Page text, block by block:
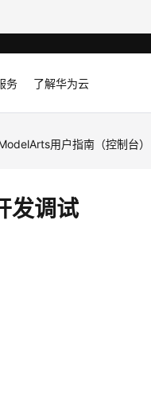
务 了解华为云
用户指南（控制台）
发调试